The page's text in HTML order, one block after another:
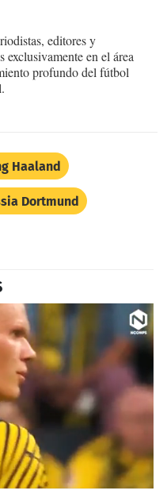
editores y
exclusivamente en el área
profundo del fútbol
Haaland
Dortmund